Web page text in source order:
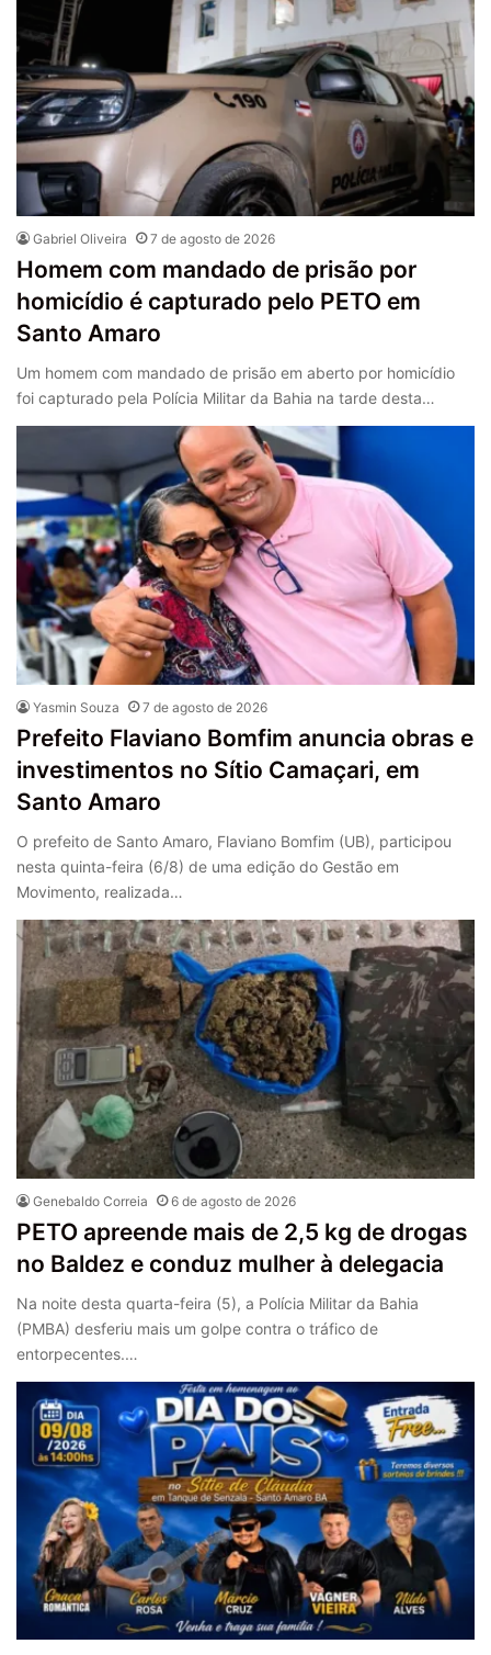
Gabriel Oliveira 7 de agosto de 2026
Homem com mandado de prisão por
homicídio é capturado pelo PETO em
Santo Amaro
Um homem com mandado de prisão em aberto por homicídio
foi capturado pela Polícia Militar da Bahia na tarde desta…
Yasmin Souza 7 de agosto de 2026
Prefeito Flaviano Bomfim anuncia obras e
investimentos no Sítio Camaçari, em
Santo Amaro
O prefeito de Santo Amaro, Flaviano Bomfim (UB), participou
nesta quinta-feira (6/8) de uma edição do Gestão em
Movimento, realizada…
Genebaldo Correia 6 de agosto de 2026
PETO apreende mais de 2,5 kg de drogas
no Baldez e conduz mulher à delegacia
Na noite desta quarta-feira (5), a Polícia Militar da Bahia
(PMBA) desferiu mais um golpe contra o tráfico de
entorpecentes.…